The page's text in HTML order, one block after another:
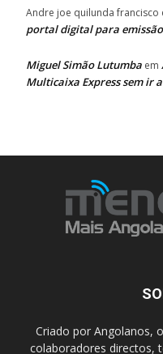
Andre joe quilunda francisco
portal digital para
Miguel Simão Lutumba em
Multicaixa Express sem ir
Criado por Angolanos,
colaboradores directos,